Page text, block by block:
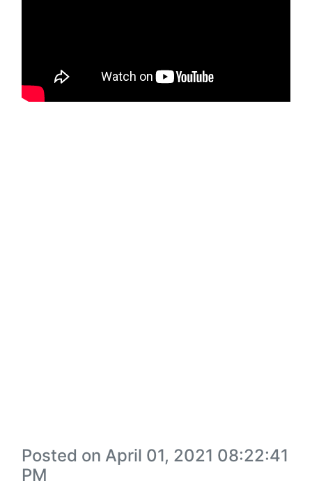
Posted on April 01, 2021 08:22:41
PM